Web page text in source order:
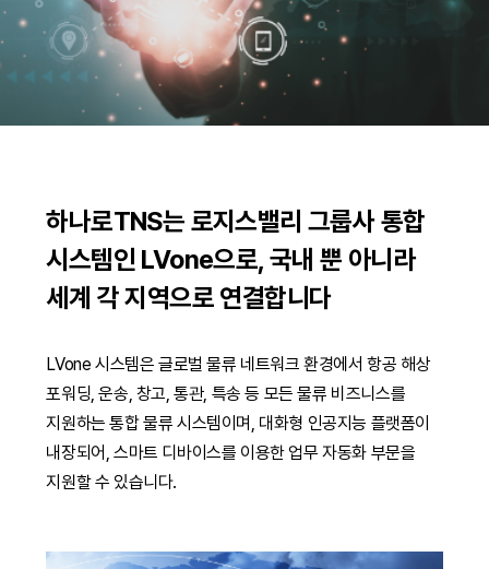
하나로TNS는 로지스밸리 그룹사 통합
시스템인 LVone으로, 국내 뿐 아니라
세계 각 지역으로 연결합니다
LVone 시스템은 글로벌 물류 네트워크 환경에서 항공 해상
포워딩, 운송, 창고, 통관, 특송 등 모든 물류 비즈니스를
지원하는 통합 물류 시스템이며, 대화형 인공지능 플랫폼이
내장되어, 스마트 디바이스를 이용한 업무 자동화 부문을
지원할 수 있습니다.